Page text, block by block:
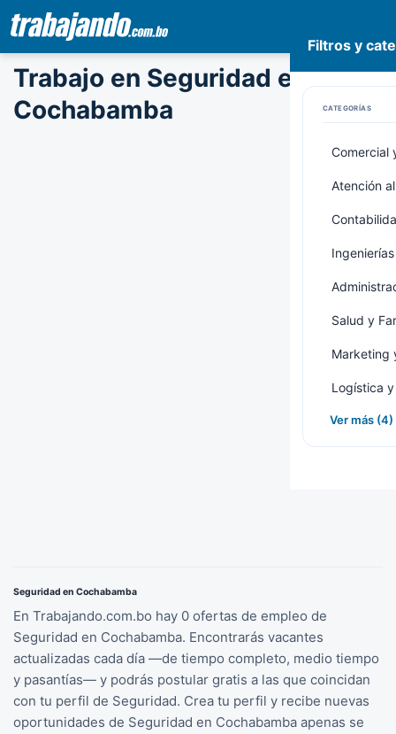
contenido
principal
Trabajo en Seguridad en
Cochabamba
Filtros y
CATEGORÍAS
Comercial
Atención
Ingenierías
Salud y
Marketing
Logística
Ver más (4)
Seguridad en Cochabamba
En Trabajando.com.bo hay 0 ofertas de empleo de
Seguridad en Cochabamba. Encontrarás vacantes
actualizadas cada día —de tiempo completo, medio tiempo
y pasantías— y podrás postular gratis a las que coincidan
con tu perfil de Seguridad. Crea tu perfil y recibe nuevas
oportunidades de Seguridad en Cochabamba apenas se